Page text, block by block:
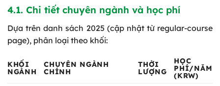
4.1. Chi tiết chuyên ngành và học phí
Dựa trên danh sách 2025 (cập nhật từ regular-course
page), phân loại theo khối:
KHỐI
NGÀNH
CHUYÊN NGÀNH
CHÍNH
THỜI
LƯỢNG
HỌC
PHÍ/NĂM
(KRW)